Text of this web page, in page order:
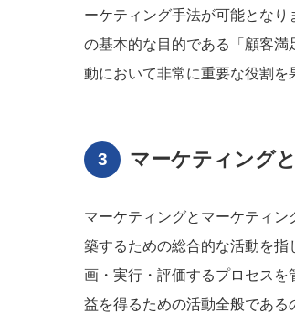
ーケティング手法が可能とな
の基本的な目的である「顧客
動において非常に重要な役割を
マーケティング
マーケティングとマーケティ
築するための総合的な活動を
画・実行・評価するプロセスを
益を得るための活動全般であ